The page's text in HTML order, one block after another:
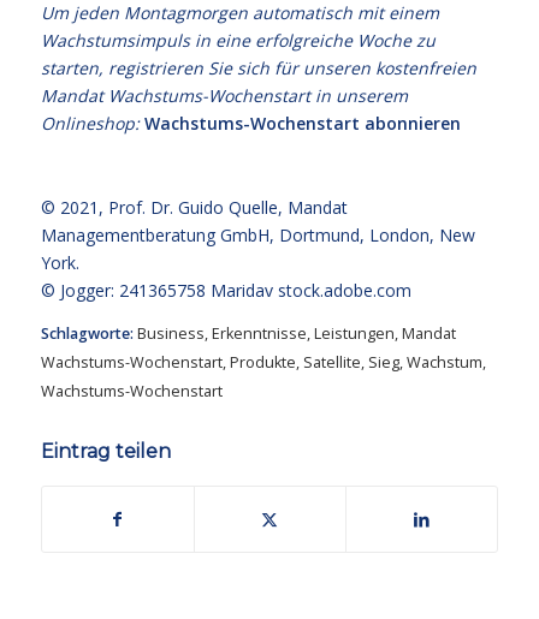
Um jeden Montagmorgen automatisch mit einem
Wachstumsimpuls in eine erfolgreiche Woche zu
starten, registrieren Sie sich für unseren kostenfreien
Mandat Wachstums-Wochenstart in unserem
Onlineshop:Wachstums-Wochenstart abonnieren
© 2021, Prof. Dr. Guido Quelle, Mandat
Managementberatung GmbH, Dortmund, London, New
York.
© Jogger: 241365758 Maridav stock.adobe.com
Schlagworte: Business,Erkenntnisse,Leistungen,Mandat
Wachstums-Wochenstart,Produkte, Satellite, Sieg,Wachstum,
Wachstums-Wochenstart
Eintrag teilen